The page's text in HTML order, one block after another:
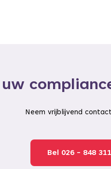
uw
Neem vrijblijvend
Bel 026 - 848